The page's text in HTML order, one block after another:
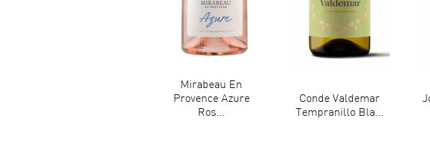
Mirabeau En
Provence Azure
Ros...
Conde Valdemar
Tempranillo Bla...